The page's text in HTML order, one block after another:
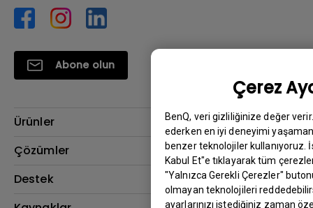
Çerez
BenQ, veri gizliliğinize değer
ederken en iyi deneyimi
benzer teknolojiler kullanıyoruz.
Kabul Et"e tıklayarak tüm
"Yalnızca Gerekli Çerezler"
olmayan teknolojileri
ayarlarınızı istediğiniz zaman
Abone olun
Ürünler
Projektör
Çözümler
BenQ AQCOLOR Elçisi
Destek
İndirme & SSS